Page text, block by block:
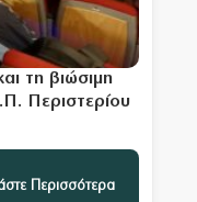
τη βιώσιμη
Περιστερίου
Περισσότερα